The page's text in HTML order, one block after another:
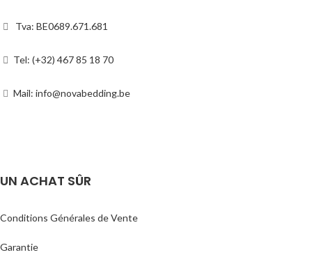
Tva: BE0689.671.681
Tel: (+32) 467 85 18 70
Mail: info@novabedding.be
UN ACHAT SÛR
Conditions Générales de Vente
Garantie